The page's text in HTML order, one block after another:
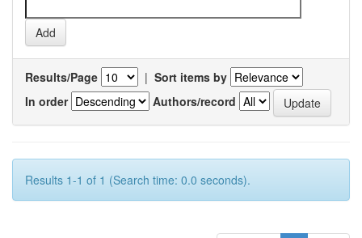
Results/Page | Sort items by
In order
Authors/record
Results 1-1 of 1 (Search time: 0.0 seconds).